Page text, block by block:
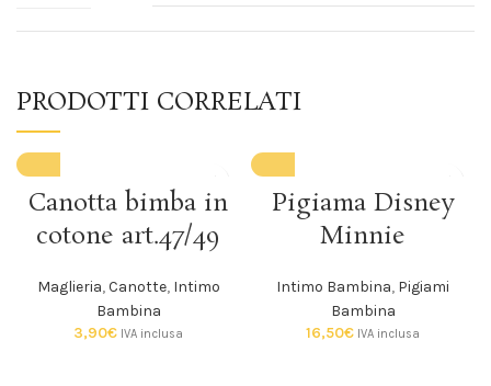
PRODOTTI CORRELATI
Canotta bimba in
cotone art.47/49
Maglieria,Canotte, Intimo
Bambina
3,90€ IVA inclusa
Pigiama Disney
Minnie
Intimo Bambina, Pigiami
Bambina
16,50€ IVA inclusa